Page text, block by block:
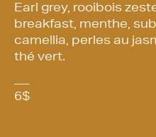
Earl grey, rooibois
breakfast, menthe,
camellia, perles au
thé vert.
6$